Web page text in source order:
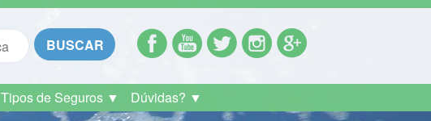
BUSCAR
Tipos de Seguros ▼ Dúvidas? ▼